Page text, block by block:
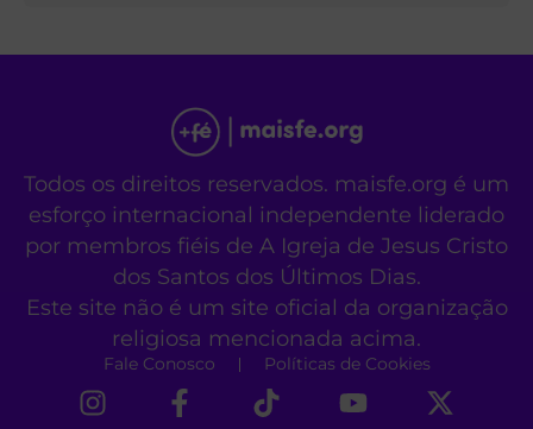
Todos os direitos reservados. maisfe.org é um
esforço internacional independente liderado
por membros fiéis de A Igreja de Jesus Cristo
dos Santos dos Últimos Dias.
Este site não é um site oficial da organização
religiosa mencionada acima.
Fale Conosco Políticas de Cookies